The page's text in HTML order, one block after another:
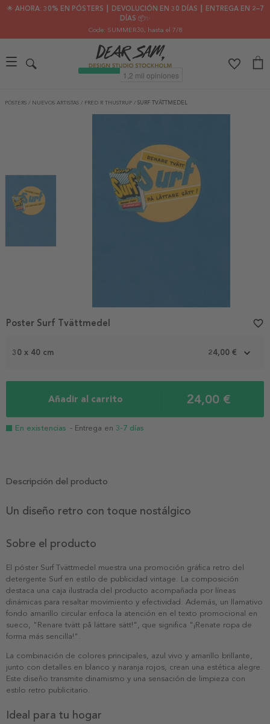
🌟 AHORA: 30% EN PÓSTERS ┃ DEVOLUCIÓN EN 30 DÍAS ┃ ENTREGA EN 2–7
DÍAS 📦✨
Code: SUMMER30, hasta el 7/8
PÓSTERS / NUEVOS ARTISTAS / FRED R THUSTRUP / SURF TVÄTTMEDEL
30 x 40 cm 24,00 €
Añadir al carrito 24,00 €
En existencias - Entrega en 3-7 días
Poster Surf Tvättmedel favorite_border
Descripción del producto
Un diseño retro con toque nostálgico
Sobre el producto
El póster Surf Tvättmedel muestra una promoción gráfica retro del
detergente Surf en estilo de publicidad vintage. La composición
destaca una caja ilustrada del producto acompañada por líneas
dinámicas para resaltar movimiento y efectividad. Además, un llamativo
fondo amarillo circular enfoca la atención en el texto promocional en
sueco, "Renare tvätt på lättare sätt!", que significa "¡Renate ropa de
forma más sencilla!".
La combinación de colores principales, azul vivo y amarillo brillante,
junto con detalles en blanco y naranja rojos, crean una estética alegre.
Este diseño transmite dinamismo y una sensación de limpieza con
estilo retro publicitario.
Ideal para tu hogar